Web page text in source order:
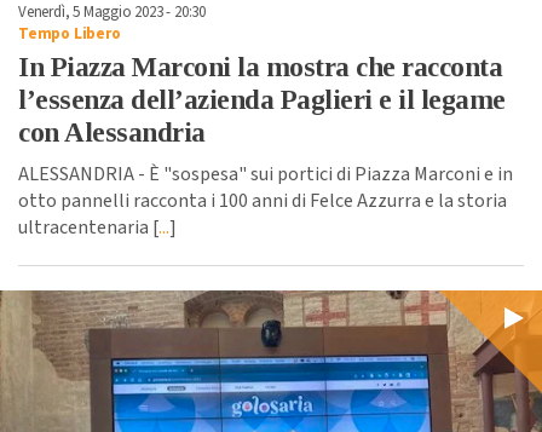
Venerdì, 5 Maggio 2023 - 20:30
Tempo Libero
In Piazza Marconi la mostra che racconta
l’essenza dell’azienda Paglieri e il legame
con Alessandria
ALESSANDRIA - È "sospesa" sui portici di Piazza Marconi e in
otto pannelli racconta i 100 anni di Felce Azzurra e la storia
ultracentenaria [...]